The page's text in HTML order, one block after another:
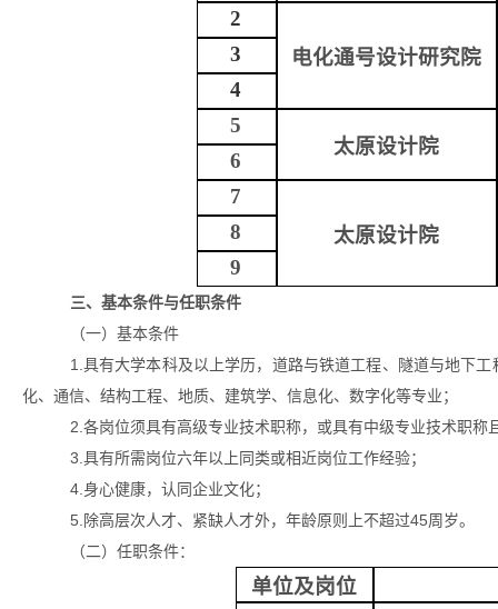
2
电化通号设计研究院
3
4
5
太原设计院
6
7
太原设计院
8
9
三、基本条件与任职条件
（一）基本条件
1.具有大学本科及以上学历，道路与铁道工程、隧道与地下
化、通信、结构工程、地质、建筑学、信息化、数字化等专业；
2.各岗位须具有高级专业技术职称，或具有中级专业技术职称
3.具有所需岗位六年以上同类或相近岗位工作经验；
4.身心健康，认同企业文化；
5.除高层次人才、紧缺人才外，年龄原则上不超过45周岁。
（二）任职条件：
单位及岗位